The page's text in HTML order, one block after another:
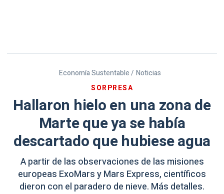
Economía Sustentable / Noticias
SORPRESA
Hallaron hielo en una zona de
Marte que ya se había
descartado que hubiese agua
A partir de las observaciones de las misiones
europeas ExoMars y Mars Express, científicos
dieron con el paradero de nieve. Más detalles.